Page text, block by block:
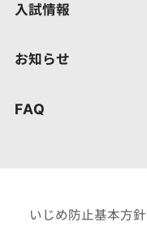
入試情報
お知らせ
FAQ
いじめ防止基本方針